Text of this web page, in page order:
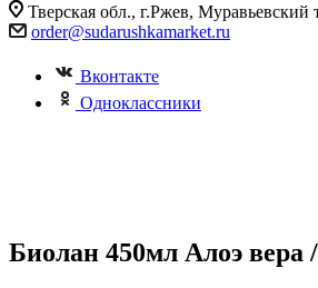
Тверская обл., г.Ржев, Муравьевский
order@sudarushkamarket.ru
Вконтакте
Одноклассники
Биолан 450мл Алоэ вера